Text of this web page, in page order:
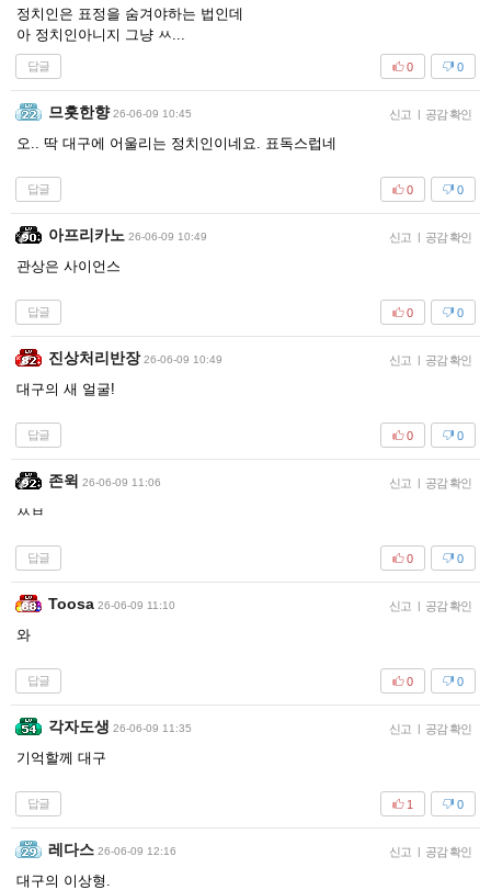
정치인은 표정을 숨겨야하는 법인데
아 정치인아니지 그냥 ㅆ...
답글 0
0
므흣한향 26-06-09 10:45 신고 | 공감 확인
오.. 딱 대구에 어울리는 정치인이네요. 표독스럽네
답글 0
0
아프리카노 26-06-09 10:49 신고 | 공감 확인
관상은 사이언스
답글 0
0
진상처리반장 26-06-09 10:49 신고 | 공감 확인
대구의 새 얼굴!
답글 0
0
존윅 26-06-09 11:06 신고 | 공감 확인
ㅆㅂ
답글 0
0
Toosa 26-06-09 11:10 신고 | 공감 확인
와
답글 0
0
각자도생 26-06-09 11:35 신고 | 공감 확인
기억할께 대구
답글 0
1
레다스 26-06-09 12:16 신고 | 공감 확인
대구의 이상형.